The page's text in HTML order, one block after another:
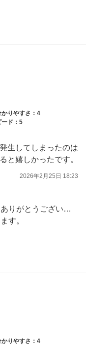
してまいります。
かりやすさ：4
ード：5
生してしまったのは
と嬉しかったです。
2026年2月25日 18:23
キグナス綱島店をご利用いただきありがとうございました。
す。
できるよう、尽力して参ります。
かりやすさ：4